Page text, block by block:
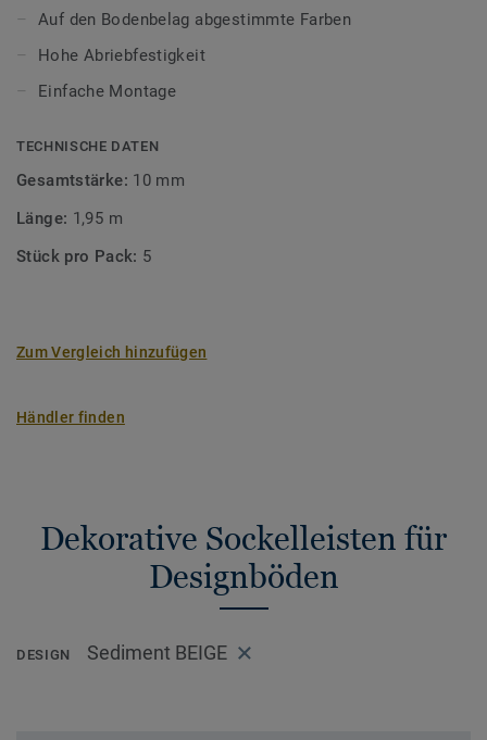
Auf den Bodenbelag abgestimmte Farben
Hohe Abriebfestigkeit
Einfache Montage
TECHNISCHE DATEN
Gesamtstärke: 10 mm
Länge: 1,95 m
Stück pro Pack: 5
Zum Vergleich hinzufügen
Händler finden
Dekorative Sockelleisten für
Designböden
DESIGN Sediment BEIGE